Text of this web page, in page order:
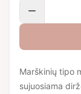
Marškinių tipo
sujuosiama